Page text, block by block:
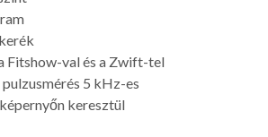
Fitshow-val és a Zwift-tel
5 kHz-es
keresztül